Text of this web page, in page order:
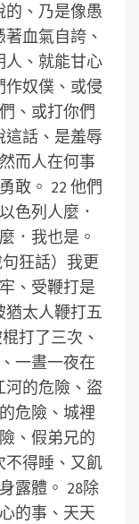
的、乃是像愚
血氣自誇、
人、就能甘心
作奴僕、或侵
、或打你們
這話、是羞辱
而人在何事
敢。 22 他們
色列人麼．
．我也是。
狂話）我更
、受鞭打是
猶太人鞭打五
打了三次、
一晝一夜在
河的危險、盜
危險、城裡
、假弟兄的
不得睡、又飢
露體。 28除
的事、天天